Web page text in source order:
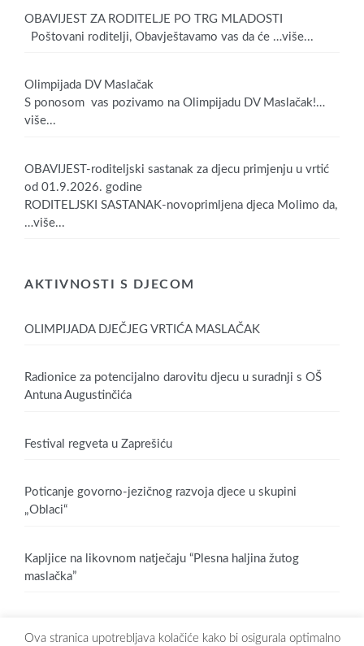
OBAVIJEST ZA RODITELJE PO TRG MLADOSTI
Poštovani roditelji, Obavještavamo vas da će …više...
Olimpijada DV Maslačak
S ponosom vas pozivamo na Olimpijadu DV Maslačak!…
više...
OBAVIJEST-roditeljski sastanak za djecu primjenju u vrtić
od 01.9.2026. godine
RODITELJSKI SASTANAK-novoprimljena djeca Molimo da,
…više...
AKTIVNOSTI S DJECOM
OLIMPIJADA DJEČJEG VRTIĆA MASLAČAK
Radionice za potencijalno darovitu djecu u suradnji s OŠ
Antuna Augustinčića
Festival regveta u Zaprešiću
Poticanje govorno-jezičnog razvoja djece u skupini
„Oblaci“
Kapljice na likovnom natječaju “Plesna haljina žutog
maslačka”
Ova stranica upotrebljava kolačiće kako bi osigurala optimalno